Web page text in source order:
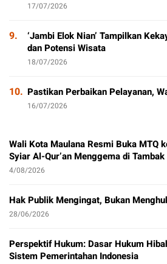
17/07/2026
9.
‘Jambi Elok Nian’ Tampilkan
dan Potensi Wisata
18/07/2026
10. Pastikan Perbaikan Pelayanan,
16/07/2026
Wali Kota Maulana Resmi Buka MTQ
Syiar Al-Qur’an Menggema di
4/08/2026
Hak Publik Mengingat, Bukan
28/06/2026
Perspektif Hukum: Dasar Hukum
Sistem Pemerintahan Indonesia